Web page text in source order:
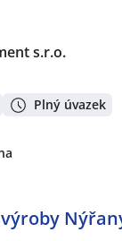
s.r.o.
Plný úvazek